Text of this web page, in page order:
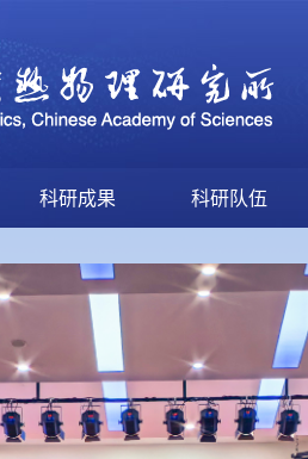
科研成果 科研队伍